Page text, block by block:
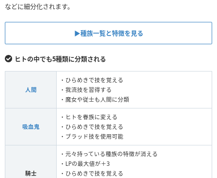
などに細分化されます。
▶︎種族一覧と特徴を見る
ヒトの中でも5種類に分類される
人間
・ひらめきで技を覚える
・我流技を習得する
・魔女や従士も人間に分類
吸血鬼
・ヒトを眷族に変える
・ひらめきで技を覚える
・ブラッド技を使用可能
騎士
・元々持っている種族の特徴が消える
・LPの最大値が＋3
・ひらめきで技を覚える